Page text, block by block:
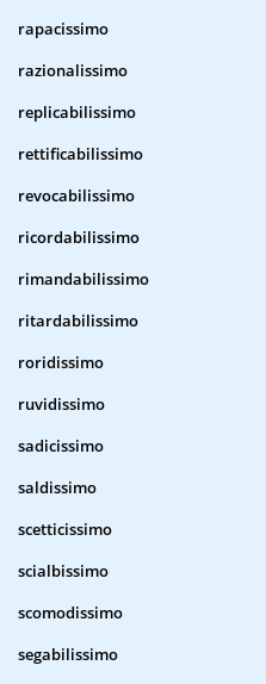
rapacissimo
razionalissimo
replicabilissimo
rettificabilissimo
revocabilissimo
ricordabilissimo
rimandabilissimo
ritardabilissimo
roridissimo
ruvidissimo
sadicissimo
saldissimo
scetticissimo
scialbissimo
scomodissimo
segabilissimo